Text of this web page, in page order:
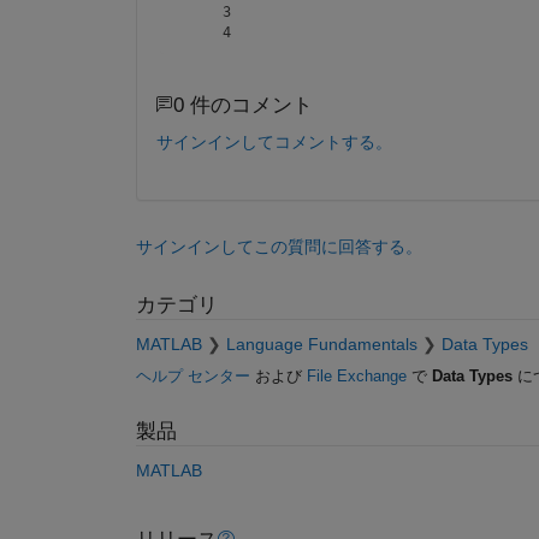
     3
     4
0 件のコメント
サインインしてコメントする。
サインインしてこの質問に回答する。
カテゴリ
MATLAB Language Fundamentals Data Types
ヘルプ センター および File Exchangeで Data Typesに
製品
MATLAB